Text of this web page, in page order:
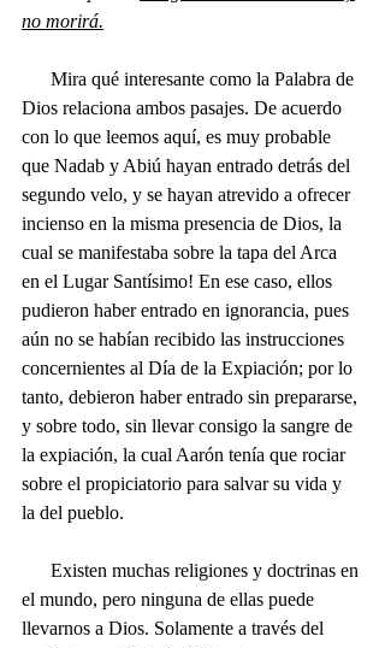
no morirá.
Dios relaciona ambos pasajes. De acuerdo
con lo que leemos aquí, es muy probable
que Nadab y Abiú hayan entrado detrás del
segundo velo, y se hayan atrevido a ofrecer
incienso en la misma presencia de Dios, la
cual se manifestaba sobre la tapa del Arca
en el Lugar Santísimo! En ese caso, ellos
pudieron haber entrado en ignorancia, pues
aún no se habían recibido las instrucciones
concernientes al Día de la Expiación; por lo
tanto, debieron haber entrado sin prepararse,
y sobre todo, sin llevar consigo la sangre de
la expiación, la cual Aarón tenía que rociar
sobre el propiciatorio para salvar su vida y
la del pueblo.
el mundo, pero ninguna de ellas puede
llevarnos a Dios. Solamente a través del